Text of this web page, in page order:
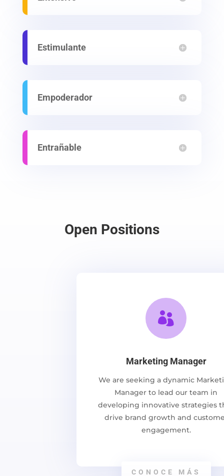
Estimulante
Empoderador
Entrañable
Open Positions

Marketing Manager
We are seeking a dynamic
Manager to lead our team in
developing innovative strategies
drive brand growth and
engagement.
CONOCE MÁS